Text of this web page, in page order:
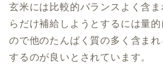
玄米には比較的バランスよく含
らだけ補給しようとするには量
ので他のたんぱく質の多く含ま
するのが良いとされています。